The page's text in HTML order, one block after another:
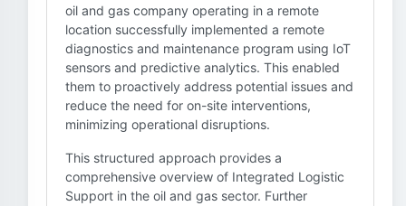
oil and gas company operating in a remote
location successfully implemented a remote
diagnostics and maintenance program using IoT
sensors and predictive analytics. This enabled
them to proactively address potential issues and
reduce the need for on-site interventions,
minimizing operational disruptions.
This structured approach provides a
comprehensive overview of Integrated Logistic
Support in the oil and gas sector. Further